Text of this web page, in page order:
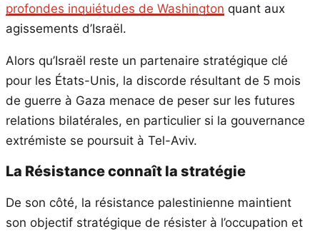
profondes inquiétudes de Washington quant aux
agissements d’Israël.
Alors qu’Israël reste un partenaire stratégique clé
pour les États-Unis, la discorde résultant de 5 mois
de guerre à Gaza menace de peser sur les futures
relations bilatérales, en particulier si la gouvernance
extrémiste se poursuit à Tel-Aviv.
La Résistance connaît la stratégie
De son côté, la résistance palestinienne maintient
son objectif stratégique de résister à l’occupation et